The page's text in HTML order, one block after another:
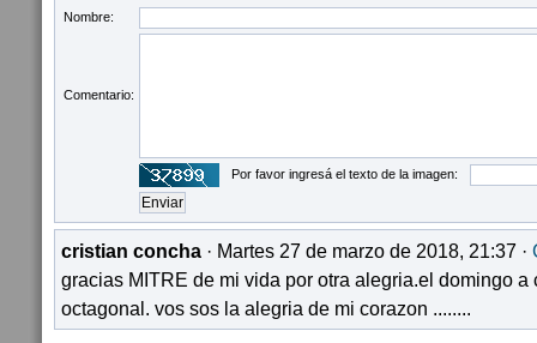
Nombre:
Comentario:
Por favor ingresá el texto de la imagen:
cristian concha · Martes 27 de marzo de 2018, 21:37 ·
gracias MITRE de mi vida por otra alegria.el domingo a
octagonal. vos sos la alegria de mi corazon ........